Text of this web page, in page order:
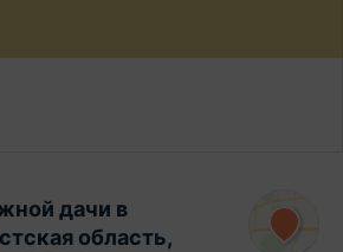
дачи в
область,